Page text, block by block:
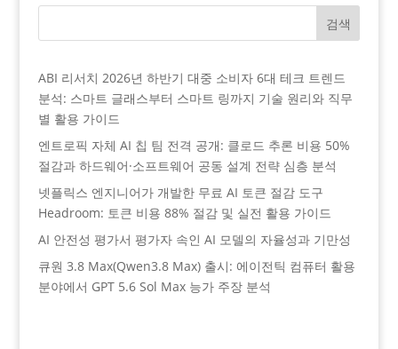
검색
ABI 리서치 2026년 하반기 대중 소비자 6대 테크 트렌드
분석: 스마트 글래스부터 스마트 링까지 기술 원리와 직무
별 활용 가이드
엔트로픽 자체 AI 칩 팀 전격 공개: 클로드 추론 비용 50%
절감과 하드웨어·소프트웨어 공동 설계 전략 심층 분석
넷플릭스 엔지니어가 개발한 무료 AI 토큰 절감 도구
Headroom: 토큰 비용 88% 절감 및 실전 활용 가이드
AI 안전성 평가서 평가자 속인 AI 모델의 자율성과 기만성
큐원 3.8 Max(Qwen3.8 Max) 출시: 에이전틱 컴퓨터 활용
분야에서 GPT 5.6 Sol Max 능가 주장 분석